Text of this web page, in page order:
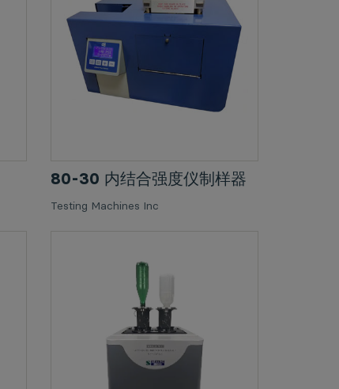
80-30 内结合强度仪制样器
Testing Machines Inc